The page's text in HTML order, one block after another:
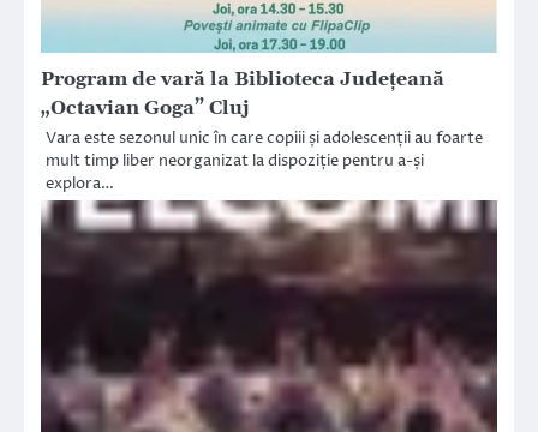
Program de vară la Biblioteca Județeană
„Octavian Goga” Cluj
Vara este sezonul unic în care copiii și adolescenții au foarte
mult timp liber neorganizat la dispoziție pentru a-și
explora…